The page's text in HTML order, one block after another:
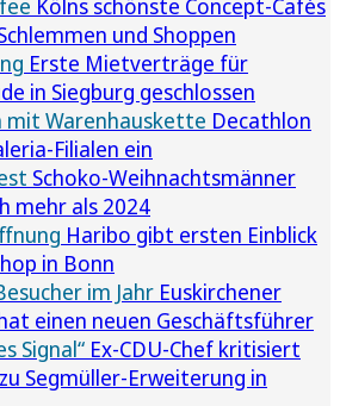
und Shoppen
Erste Mietverträge für
in Siegburg geschlossen
mit Warenhauskette Decathlon
Filialen ein
Schoko-Weihnachtsmänner
mehr als 2024
Haribo gibt ersten Einblick
in Bonn
im Jahr Euskirchener
einen neuen Geschäftsführer
Signal“ Ex-CDU-Chef kritisiert
Segmüller-Erweiterung in